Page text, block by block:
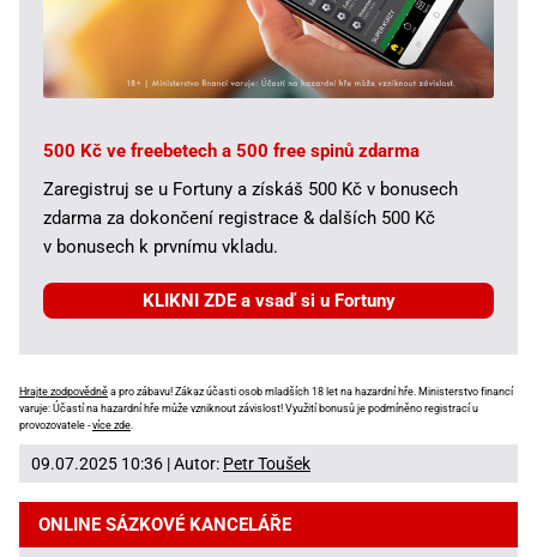
500 Kč ve freebetech a 500 free spinů zdarma
Zaregistruj se u Fortuny a získáš 500 Kč v bonusech
zdarma za dokončení registrace & dalších 500 Kč
v bonusech k prvnímu vkladu.
KLIKNI ZDE a vsaď si u Fortuny
Hrajte zodpovědně a pro zábavu! Zákaz účasti osob mladších 18 let na hazardní hře. Ministerstvo financí
varuje: Účastí na hazardní hře může vzniknout závislost! Využití bonusů je podmíněno registrací u
provozovatele -více zde.
09.07.2025 10:36 | Autor: Petr Toušek
ONLINE SÁZKOVÉ KANCELÁŘE